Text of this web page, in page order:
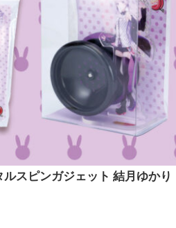
ルスピンガジェット 結月ゆかり